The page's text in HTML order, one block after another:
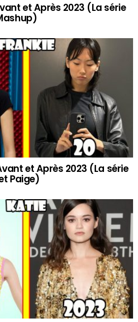
et Après 2023 (La série
et Après 2023 (La série
Paige)